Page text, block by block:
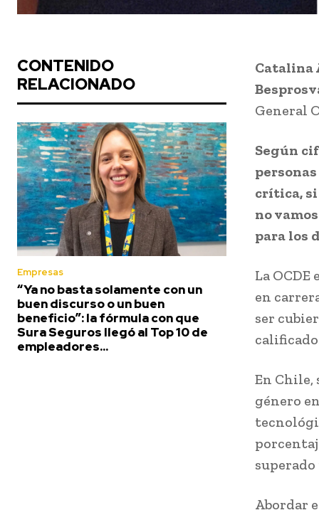
CONTENIDO
RELACIONADO
Empresas
“Ya no basta solamente con un
buen discurso o un buen
beneficio”: la fórmula con que
Sura Seguros llegó al Top 10 de
empleadores...
Catalina
General
Según
crítica, si
no
para los
La OCDE
en
ser
En Chile,
género
Abordar